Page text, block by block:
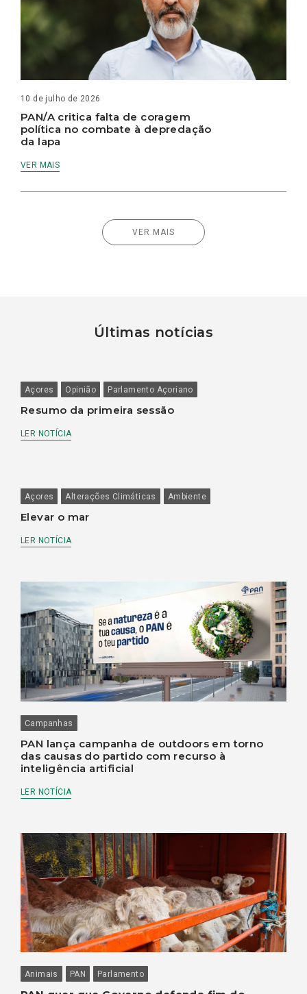
10 de julho de 2026
PAN/A critica falta de coragem
política no combate à depredação
da lapa
VER MAIS
VER MAIS
Últimas notícias
Açores Opinião Parlamento Açoriano
Resumo da primeira sessão
LER NOTÍCIA
Açores Alterações Climáticas Ambiente
Elevar o mar
LER NOTÍCIA
Campanhas
PAN lança campanha de outdoors em torno
das causas do partido com recurso à
inteligência artificial
LER NOTÍCIA
Animais PAN Parlamento